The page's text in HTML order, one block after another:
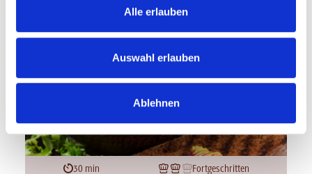
Alle erlauben
Auswahl erlauben
Ablehnen
30 min Fortgeschritten